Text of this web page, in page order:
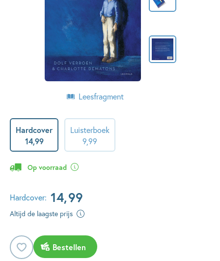
Leesfragment
Hardcover
14,99
Luisterboek
999
Op voorraad
Hardcover: 14,99
Altijd de laagste prijs
Bestellen